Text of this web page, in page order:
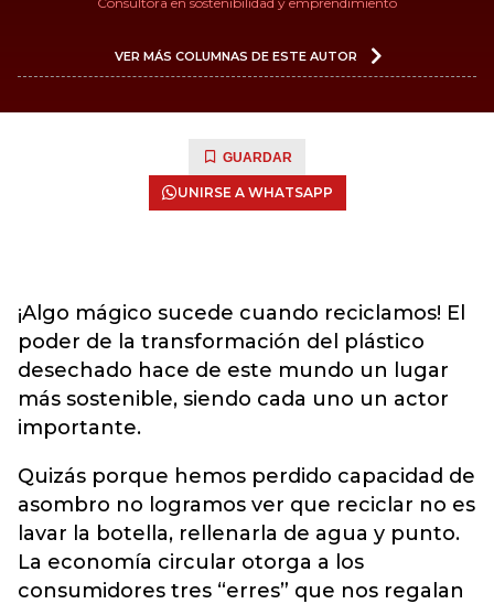
VER MÁS COLUMNAS DE ESTE AUTOR
GUARDAR
UNIRSE A WHATSAPP
¡Algo mágico sucede cuando reciclamos! El
poder de la transformación del plástico
desechado hace de este mundo un lugar
más sostenible, siendo cada uno un actor
importante.
Quizás porque hemos perdido capacidad de
asombro no logramos ver que reciclar no es
lavar la botella, rellenarla de agua y punto.
La economía circular otorga a los
consumidores tres “erres” que nos regalan